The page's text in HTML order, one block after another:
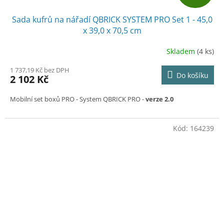
D
A
R
M
A
Sada kufrů na nářadí QBRICK SYSTEM PRO Set 1 - 45,0
x 39,0 x 70,5 cm
Skladem (4 ks)
1 737,19 Kč bez DPH
2 102 Kč Do košíku
Mobilní set boxů PRO- System QBRICK PRO -verze 2.0
Kód: 164239